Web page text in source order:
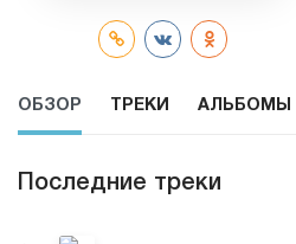
ОБЗОР ТРЕКИ АЛЬБОМЫ
Последние треки